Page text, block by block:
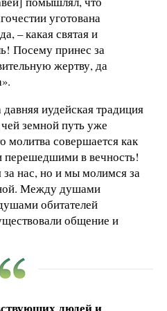
уготована
– какая святая и
Посему принес за
жертву, да
иудейская традиция
земной путь уже
молитва совершается как
в вечность!
за нас, но и мы молимся за
Между душами
обитателей
общение и